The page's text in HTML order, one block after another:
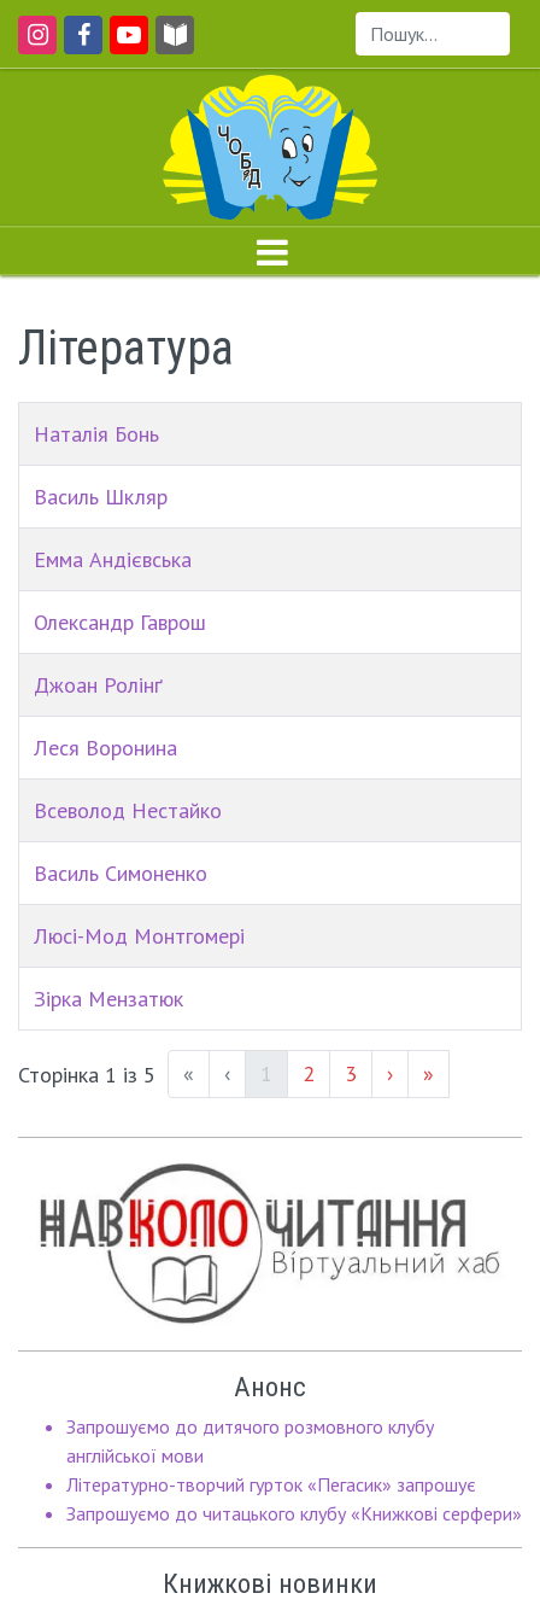
Пошук...
Література
Наталія Бонь
Василь Шкляр
Емма Андієвська
Олександр Гаврош
Джоан Ролінґ
Леся Воронина
Всеволод Нестайко
Василь Симоненко
Люсі-Мод Монтгомері
Зірка Мензатюк
Сторінка 1 із 5 « ‹ (current)
1 Page #
2 Page #
3 › »
Анонс
Запрошуємо до дитячого розмовного клубу
англійської мови
Літературно-творчий гурток «Пегасик» запрошує
Запрошуємо до читацького клубу «Книжкові серфери»
Книжкові новинки